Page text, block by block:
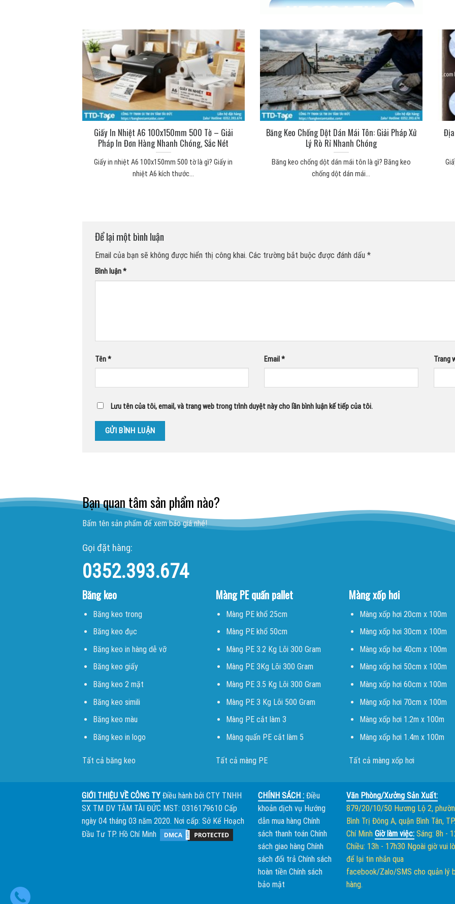
Giấy In Nhiệt A6 100x150mm 500 Tờ – Giải
Pháp In Đơn Hàng Nhanh Chóng, Sắc Nét
Giấy in nhiệt A6 100x150mm 500 tờ là gì? Giấy in
nhiệt A6 kích thước...
Băng Keo Chống Dột Dán Mái Tôn: Giải Pháp Xử
Lý Rò Rỉ Nhanh Chóng
Băng keo chống dột dán mái tôn là gì? Băng keo
chống dột dán mái...
Để lại một bình luận
Email của bạn sẽ không được hiển thị công khai. Các trường bắt buộc được đánh dấu *
Bình luận*
Tên* Email* Trang
Lưu tên của tôi, email, và trang web trong trình duyệt này cho lần bình luận kế tiếp của tôi.
Bạn quan tâm sản phẩm nào?
Bấm tên sản phẩm để xem báo giá nhé!
Gọi đặt hàng:
0352.393.674
Băng keo
Băng keo trong
Băng keo đục
Băng keo in hàng dễ vỡ
Băng keo giấy
Băng keo 2 mặt
Băng keo simili
Băng keo màu
Băng keo in logo
Tất cả băng keo
Màng PE quấn pallet
Màng PE khổ 25cm
Màng PE khổ 50cm
Màng PE 3.2 Kg Lõi 300 Gram
Màng PE 3Kg Lõi 300 Gram
Màng PE 3.5 Kg Lõi 300 Gram
Màng PE 3 Kg Lõi 500 Gram
Màng PE cắt làm 3
Màng quấn PE cắt làm 5
Tất cả màng PE
Màng xốp hơi
Màng xốp hơi 20cm x 100m
Màng xốp hơi 30cm x 100m
Màng xốp hơi 40cm x 100m
Màng xốp hơi 50cm x 100m
Màng xốp hơi 60cm x 100m
Màng xốp hơi 70cm x 100m
Màng xốp hơi 1.2m x 100m
Màng xốp hơi 1.4m x 100m
Tất cả màng xốp hơi
GIỚI THIỆU VỀ CÔNG TYĐiều hành bởi CTY TNHH
SX TM DV TÂM TÀI ĐỨC MST: 0316179610 Cấp
ngày 04 tháng 03 năm 2020. Nơi cấp: Sở Kế Hoạch
Đầu Tư TP. Hồ Chí Minh
CHÍNH SÁCH : Điều
khoản dịch vụ Hướng
dẫn mua hàng Chính
sách thanh toán Chính
sách giao hàng Chính
sách đổi trả Chính sách
hoàn tiền Chính sách
bảo mật
Văn Phòng/Xưởng Sản Xuất:
879/20/10/50 Hương Lộ 2,
Bình Trị Đông A, quận Bình Tân,
Chí Minh Giờ làm việc: Sáng: 8h -
Chiều: 13h - 17h30 Ngoài giờ vui
để lại tin nhắn qua
facebook/Zalo/SMS cho quản lý
hàng.